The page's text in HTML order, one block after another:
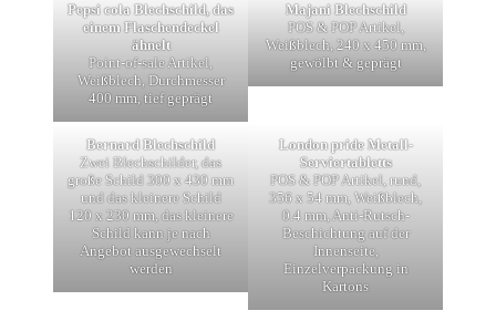
Pepsi cola Blechschild, das
einem Flaschendeckel
ähnelt
Point-of-sale Artikel,
Weißblech, Durchmesser
400 mm, tief geprägt
Majani Blechschild
POS & POP Artikel,
Weißblech, 240 x 450 mm,
gewölbt & geprägt
Bernard Blechschild
Zwei Blechschilder, das
große Schild 300 x 430 mm
und das kleinere Schild
120 x 230 mm, das kleinere
Schild kann je nach
Angebot ausgewechselt
werden
London pride Metall-
Serviertabletts
POS & POP Artikel, rund,
356 x 54 mm, Weißblech,
0.4 mm, Anti-Rutsch-
Beschichtung auf der
Innenseite,
Einzelverpackung in
Kartons